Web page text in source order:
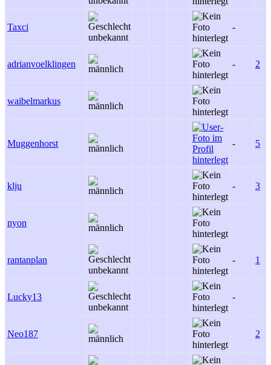
Taxci -
adrianvoelklingen - 2
waibelmarkus
Muggenhorst - 5
klju - 3
nyon
rantanplan - 1
Lucky13 -
Neo187 2